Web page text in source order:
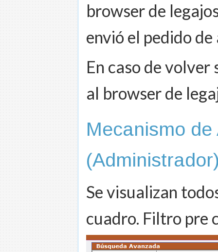
browser de
envió el pedido
En caso de
al browser de
Mecanismo
Se visualizan
cuadro. Filtro pre